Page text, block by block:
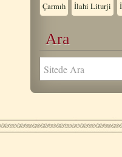
Çarmıh İlahi Liturji
Ara